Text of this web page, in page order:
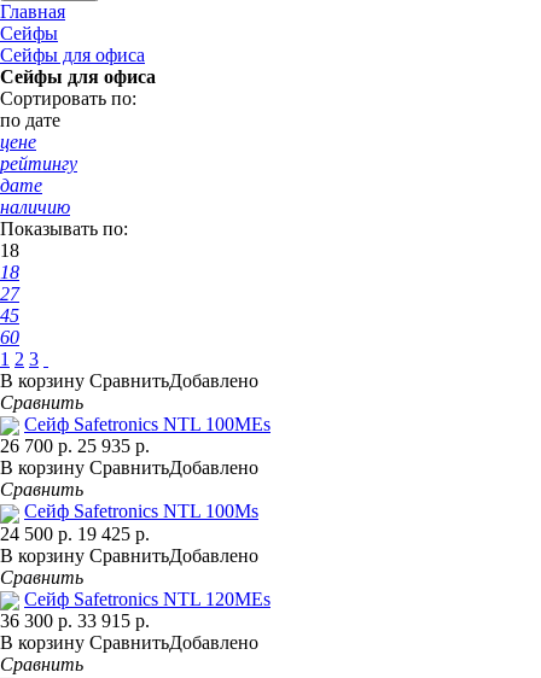
Главная
Сейфы
Сейфы для офиса
Сейфы для офиса
Сортировать по:
по дате
цене
рейтингу
дате
наличию
Показывать по:
18
18
27
45
60
1 2 3
В корзину СравнитьДобавлено
Сравнить
Сейф Safetronics NTL 100MEs
26 700 р. 25 935 р.
В корзину СравнитьДобавлено
Сравнить
Сейф Safetronics NTL 100Ms
24 500 р. 19 425 р.
В корзину СравнитьДобавлено
Сравнить
Сейф Safetronics NTL 120MEs
36 300 р. 33 915 р.
В корзину СравнитьДобавлено
Сравнить